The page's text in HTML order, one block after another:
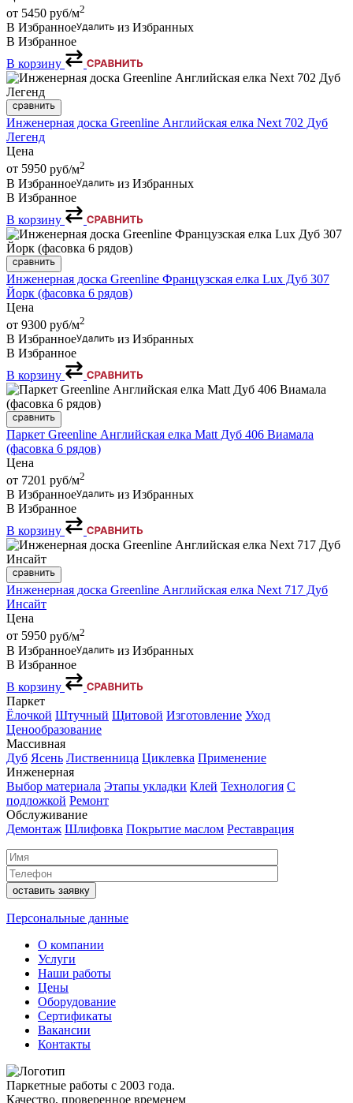
от 5450 руб/м2
В Избранное
из Избранных
В Избранное
В корзину
Инженерная доска Greenline Английская елка Next 702 Дуб
Легенд
Цена
от 5950 руб/м2
В Избранное
из Избранных
В Избранное
В корзину
Инженерная доска Greenline Французская елка Lux Дуб 307
Йорк (фасовка 6 рядов)
Цена
от 9300 руб/м2
В Избранное
из Избранных
В Избранное
В корзину
Паркет Greenline Английская елка Matt Дуб 406 Виамала
(фасовка 6 рядов)
Цена
от 7201 руб/м2
В Избранное
из Избранных
В Избранное
В корзину
Инженерная доска Greenline Английская елка Next 717 Дуб
Инсайт
Цена
от 5950 руб/м2
В Избранное
из Избранных
В Избранное
В корзину
Паркет
Ёлочкой Штучный Щитовой Изготовление Уход
Ценообразование
Массивная
Дуб Ясень Лиственница Циклевка Применение
Инженерная
Выбор материала Этапы укладки Клей Технология С
подложкой Ремонт
Обслуживание
Демонтаж Шлифовка Покрытие маслом Реставрация
Персональные данные
О компании
Услуги
Наши работы
Цены
Оборудование
Сертификаты
Вакансии
Контакты
Паркетные работы с 2003 года.
Качество, проверенное временем